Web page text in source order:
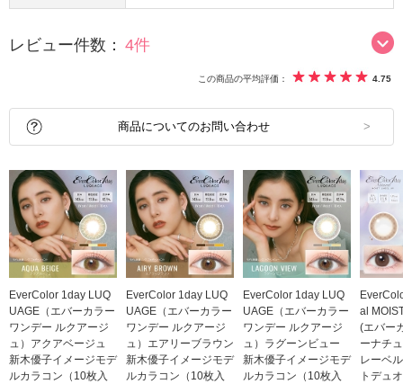
レビュー件数： 4件
この商品の平均評価： 4.75
商品についてのお問い合わせ
EverColor 1day LUQ
UAGE（エバーカラー
ワンデー ルクアージ
ュ）アクアベージュ
新木優子イメージモデ
ルカラコン（10枚入
EverColor 1day LUQ
UAGE（エバーカラー
ワンデー ルクアージ
ュ）エアリーブラウン
新木優子イメージモデ
ルカラコン（10枚入
EverColor 1day LUQ
UAGE（エバーカラー
ワンデー ルクアージ
ュ）ラグーンビュー
新木優子イメージモデ
ルカラコン（10枚入
al
(エバー
ーナチ
レーベ
トデュ